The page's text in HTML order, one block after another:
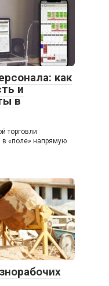
как
и
в
торговли
«поле» напрямую